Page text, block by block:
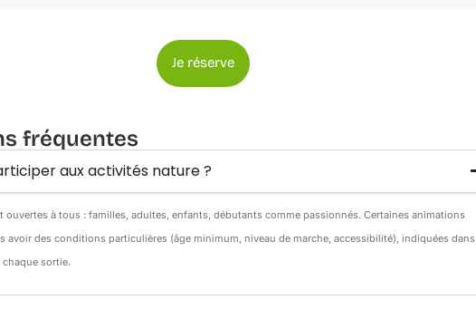
Je réserve
fréquentes
aux activités nature ?
ouvertes à tous : familles, adultes, enfants, débutants comme passionnés. Certaines animations
avoir des conditions particulières (âge minimum, niveau de marche, accessibilité), indiquées dans
sortie.